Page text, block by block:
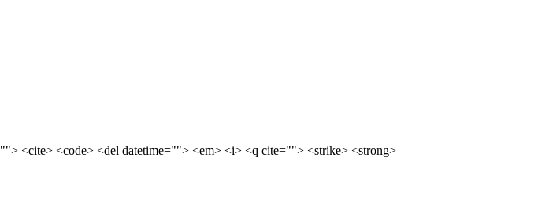
<cite> <code> <del datetime=""> <em> <i> <q cite=""> <strike> <strong>